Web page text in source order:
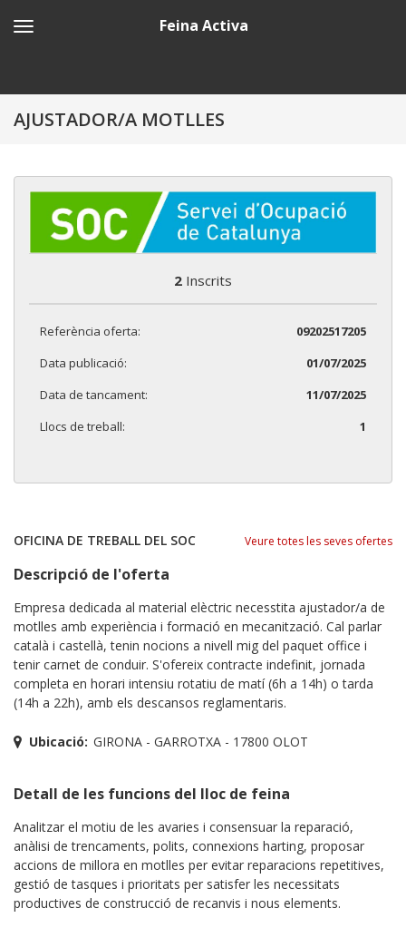
Feina Activa
AJUSTADOR/A MOTLLES
2 Inscrits
Referència oferta:
09202517205
Data publicació:
01/07/2025
Data de tancament:
11/07/2025
Llocs de treball:
1
OFICINA DE TREBALL DEL SOC Veure totes les seves ofertes
Descripció de l'oferta
Empresa dedicada al material elèctric necesstita ajustador/a de
motlles amb experiència i formació en mecanització. Cal parlar
català i castellà, tenin nocions a nivell mig del paquet office i
tenir carnet de conduir. S'ofereix contracte indefinit, jornada
completa en horari intensiu rotatiu de matí (6h a 14h) o tarda
(14h a 22h), amb els descansos reglamentaris.
Ubicació: GIRONA - GARROTXA - 17800 OLOT
Detall de les funcions del lloc de feina
Analitzar el motiu de les avaries i consensuar la reparació,
anàlisi de trencaments, polits, connexions harting, proposar
accions de millora en motlles per evitar reparacions repetitives,
gestió de tasques i prioritats per satisfer les necessitats
productives de construcció de recanvis i nous elements.